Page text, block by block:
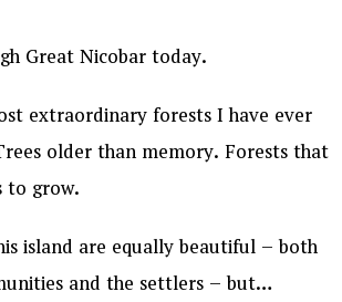
Great Nicobar today.
extraordinary forests I have ever
older than memory. Forests that
grow.
island are equally beautiful – both
and the settlers – but…